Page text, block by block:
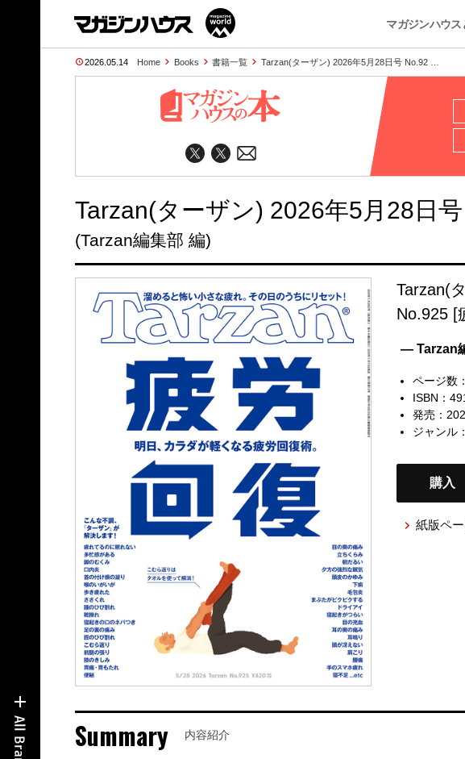
マガジンハウス
2026.05.14 Home Books 書籍一覧 Tarzan(ターザン) 2026年5月28日号 No.92 …
Tarzan(ターザン) 2026年5月28日
(Tarzan編集部 編)
Tarzan(
No.925 [
— Tarzan
ページ数
ISBN：
発売：
ジャンル：
購入
紙版ペ
Summary 内容紹介